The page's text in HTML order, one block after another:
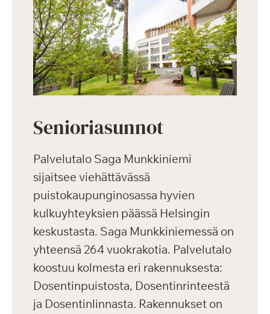
Senioriasunnot
Palvelutalo Saga Munkkiniemi
sijaitsee viehättävässä
puistokaupunginosassa hyvien
kulkuyhteyksien päässä Helsingin
keskustasta. Saga Munkkiniemessä on
yhteensä 264 vuokrakotia. Palvelutalo
koostuu kolmesta eri rakennuksesta:
Dosentinpuistosta, Dosentinrinteestä
ja Dosentinlinnasta. Rakennukset on